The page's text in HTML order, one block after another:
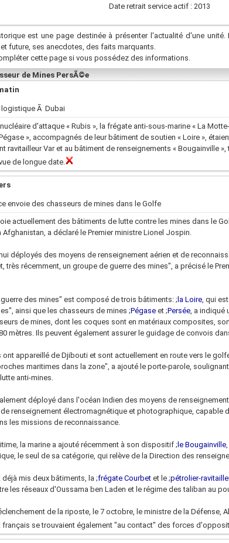
Date retrait service actif : 2013
est une page destinée à présenter l'actualité d'une
future, ses anecdotes, des faits marquants.
cette page si vous possédez des informations.
de Mines PersÃ©e
logistique Ã Dubai
d'attaque « Rubis », la frégate anti-sous-marine « La
», accompagnés de leur bâtiment de soutien « Loire »,
ravitailleur Var et au bâtiment de renseignements « Bougainville
de longue date.
envoie des chasseurs de mines dans le Golfe
actuellement des bâtiments de lutte contre les mines dans le
Afghanistan, a déclaré le Premier ministre Lionel Jospin.
déployés des moyens de renseignement aérien et de
très récemment, un groupe de guerre des mines", a précisé le
des mines" est composé de trois bâtiments: ; la Loire, qui
ainsi que les chasseurs de mines ;Pégase et ;Persée, a indiqué
de mines, dont les coques sont en matériaux composites,
mètres. Ils peuvent également assurer le guidage de convois
appareillé de Djibouti et sont actuellement en route vers le
maritimes dans la zone", a ajouté le porte-parole,
anti-mines.
déployé dans l'océan Indien des moyens de
renseignement électromagnétique et photographique, capable
les missions de reconnaissance.
la marine a ajouté récemment à son dispositif ; le Bougainville
le seul de sa catégorie, qui relève de la Direction des
déjà mis deux bâtiments, la ;frégate Courbet et le ;pétrolier-
les réseaux d'Oussama ben Laden et le régime des taliban au
de la riposte, le 7 octobre, le ministre de la Défense,
français se trouvaient également "au contact" des forces